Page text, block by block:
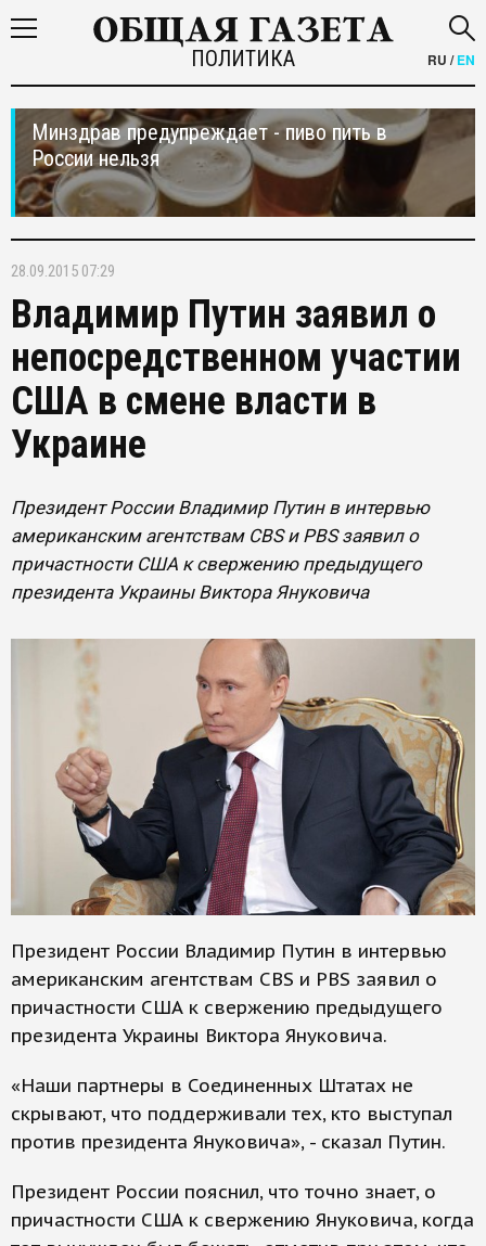
ПОЛИТИКА RU /EN
Минздрав предупреждает - пиво пить в
России нельзя
28.09.2015 07:29
Владимир Путин заявил о
непосредственном участии
США в смене власти в
Украине
Президент России Владимир Путин в интервью
американским агентствам CBS и PBS заявил о
причастности США к свержению предыдущего
президента Украины Виктора Януковича
Президент России Владимир Путин в интервью
американским агентствам CBS и PBS заявил о
причастности США к свержению предыдущего
президента Украины Виктора Януковича.
«Наши партнеры в Соединенных Штатах не
скрывают, что поддерживали тех, кто выступал
против президента Януковича», - сказал Путин.
Президент России пояснил, что точно знает, о
причастности США к свержению Януковича, когда